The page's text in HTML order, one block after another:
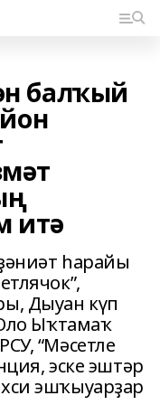
балҡый
итә
һарайы
Дыуан күп
Ыҡтамаҡ
“Мәсетле
эске эштәр
эшҡыуарҙар